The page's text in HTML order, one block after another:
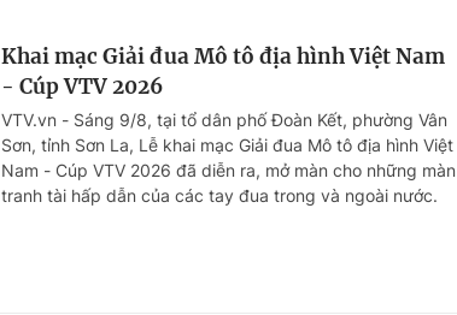
Khai mạc Giải đua Mô tô địa hình Việt Nam
- Cúp VTV 2026
VTV.vn - Sáng 9/8, tại tổ dân phố Đoàn Kết, phường Vân
Sơn, tỉnh Sơn La, Lễ khai mạc Giải đua Mô tô địa hình Việt
Nam - Cúp VTV 2026 đã diễn ra, mở màn cho những màn
tranh tài hấp dẫn của các tay đua trong và ngoài nước.